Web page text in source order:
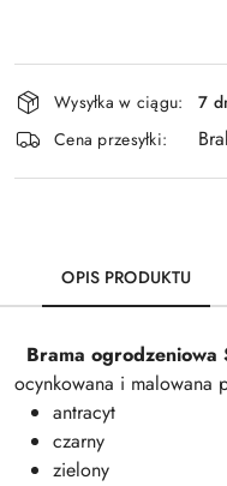
Dostępność
i
dostawa
Wysyłka w ciągu:
7
Cena przesyłki:
OPIS PRODUKTU
Brama
ocynkowana i malowana
antracyt
czarny
zielony